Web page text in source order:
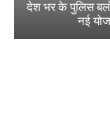
देश भर के पुलिस
नई